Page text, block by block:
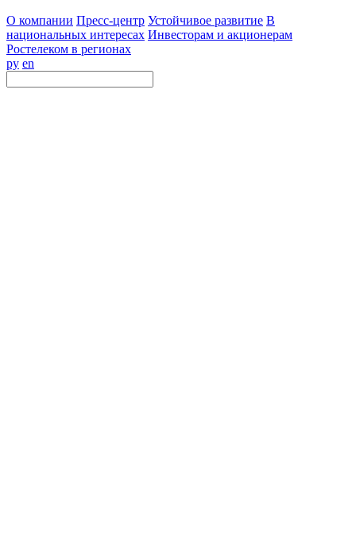
О компании Пресс-центр Устойчивое развитие В
национальных интересах Инвесторам и акционерам
Ростелеком в регионах
ру en